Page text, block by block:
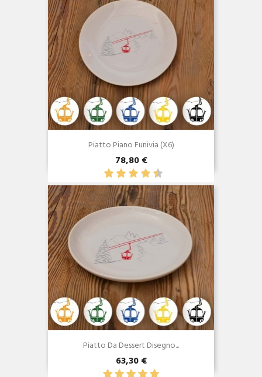
Piatto Piano Funivia (x6)
78,80 €
Anteprima
Piatto Da Dessert Disegno...
63,30 €
Anteprima